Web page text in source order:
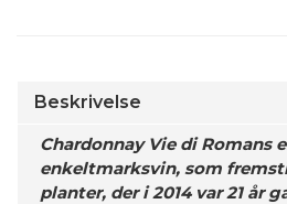
Beskrivelse
Chardonnay Vie di Romans
enkeltmarksvin, som
planter, der i 2014 var 21 år